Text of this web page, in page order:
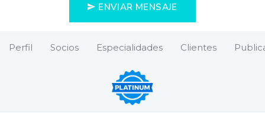
ENVIAR MENSAJE
Perfil Socios Especialidades Clientes